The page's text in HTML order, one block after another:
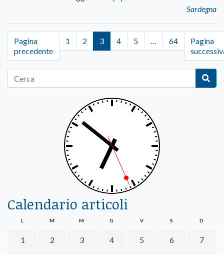
Sardegna
Pagina
precedente
1 2 3 4 5 … 64
Pagina
Calendario articoli
L M M G V S D
1 2 3 4 5 6 7